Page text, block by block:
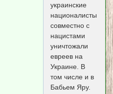
украинские
националисты
совместно с
нацистами
уничтожали
евреев на
Украине. В
том числе и в
Бабьем Яру.